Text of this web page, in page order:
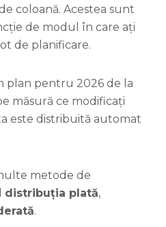
coloană. Acestea sunt
de modul în care ați
de planificare.
plan pentru 2026 de la
măsură ce modificați
este distribuită automat
metode de
distribuția plată,
.